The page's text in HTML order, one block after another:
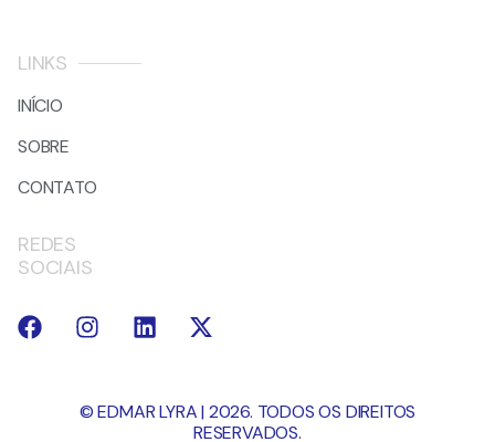
LINKS
INÍCIO
SOBRE
CONTATO
REDES
SOCIAIS
© EDMAR LYRA | 2026. TODOS OS DIREITOS
RESERVADOS.